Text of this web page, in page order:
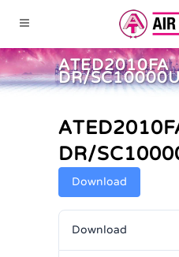
ATED2010FA
DR/
DR/
Download
Download